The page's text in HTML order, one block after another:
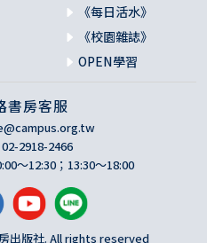
《每日活水》
《校園雜誌》
OPEN學習
書房客服
2918-2466
～12:30；13:30～18:00
出版社. All rights reserved